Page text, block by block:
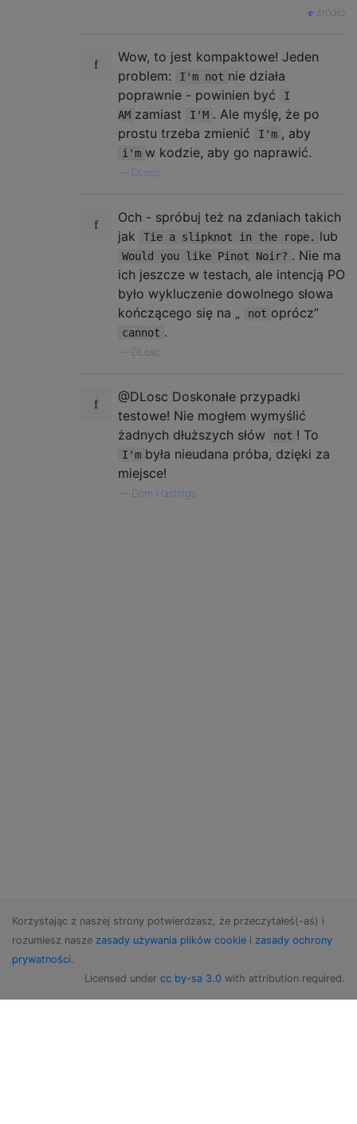
źródło
Wow, to jest kompaktowe! Jeden
problem:
I'm not nie działa
poprawnie - powinien być
I
AM zamiast I'M . Ale myślę, że po
prostu trzeba zmienić
I'm , aby
i'm w kodzie, aby go naprawić.
DLosc
Och - spróbuj też na zdaniach takich
jak
Tie a slipknot in the rope. lub
Would you like Pinot Noir? . Nie ma
ich jeszcze w testach, ale intencją PO
było wykluczenie dowolnego słowa
kończącego się na „
not oprócz”
cannot .
DLosc
@DLosc Doskonałe przypadki
testowe! Nie mogłem wymyślić
żadnych dłuższych słów
not ! To
I'm była nieudana próba, dzięki za
miejsce!
Dom Hastings,
Korzystając z naszej strony potwierdzasz, że przeczytałeś(-aś) i
rozumiesz nasze zasady używania plików cookie i zasady ochrony
prywatności.
Licensed under cc by-sa 3.0 with attribution required.